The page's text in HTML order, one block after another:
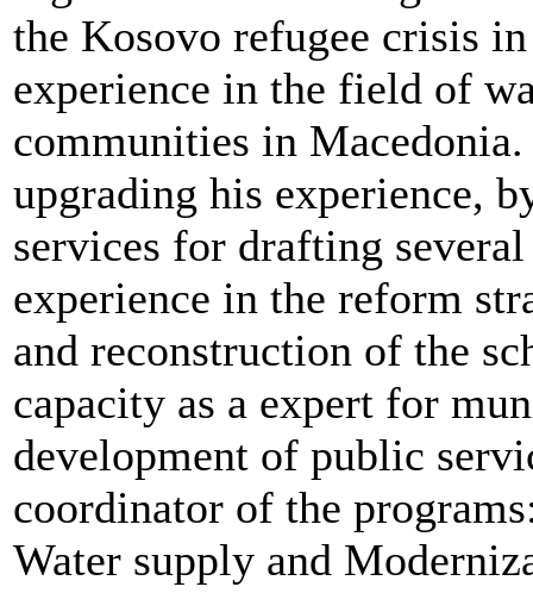
the Kosovo refugee crisis
experience in the field of
communities in
upgrading his experience,
services for drafting
experience in the reform
and reconstruction of the
capacity as a expert for
development of public
coordinator of the
Water supply and